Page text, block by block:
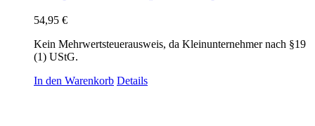
54,95 €
Kein Mehrwertsteuerausweis, da Kleinunternehmer nach §19
(1) UStG.
In den Warenkorb Details